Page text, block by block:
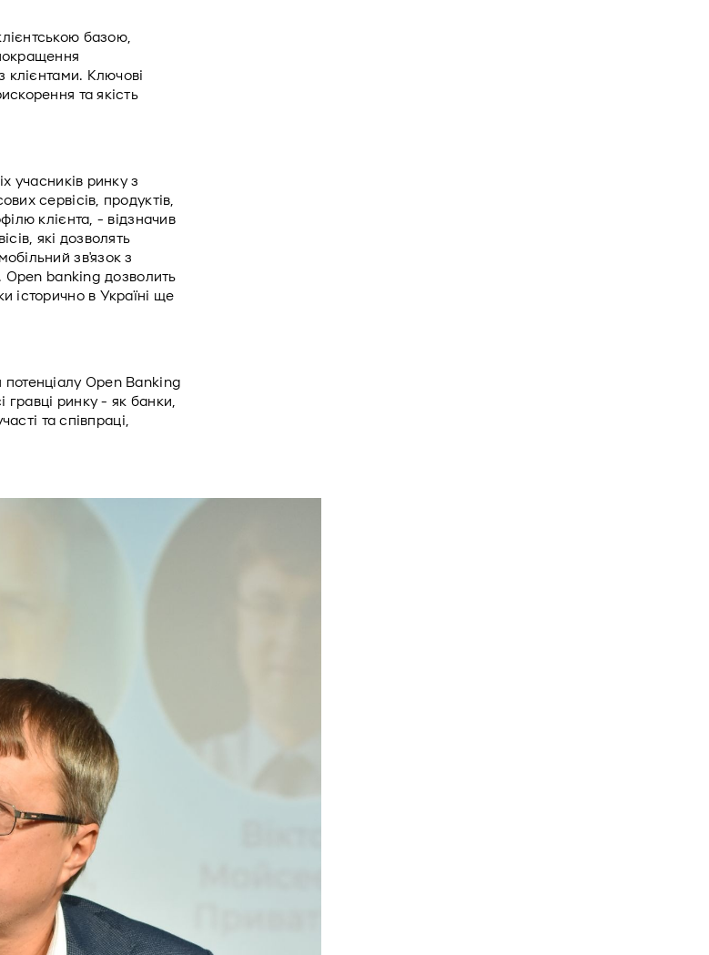
базою,
клієнтами. Ключові
та якість
учасників ринку з
сервісів, продуктів,
клієнта, - відзначив
які дозволять
зв'язок з
Open banking дозволить
історично в Україні ще
Open Banking
гравці ринку - як банки,
та співпраці,